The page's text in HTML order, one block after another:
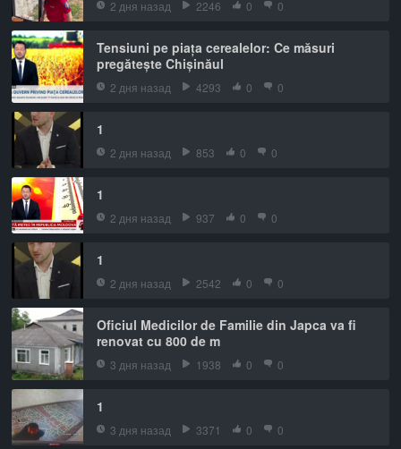
2 дня назад 2246 0 0
Tensiuni pe piața cerealelor: Ce măsuri
pregătește Chișinăul
2 дня назад 4293 0 0
1
2 дня назад 853 0 0
1
2 дня назад 937 0 0
1
2 дня назад 2542 0 0
Oficiul Medicilor de Familie din Japca va fi
renovat cu 800 de m
3 дня назад 1938 0 0
1
3 дня назад 3371 0 0